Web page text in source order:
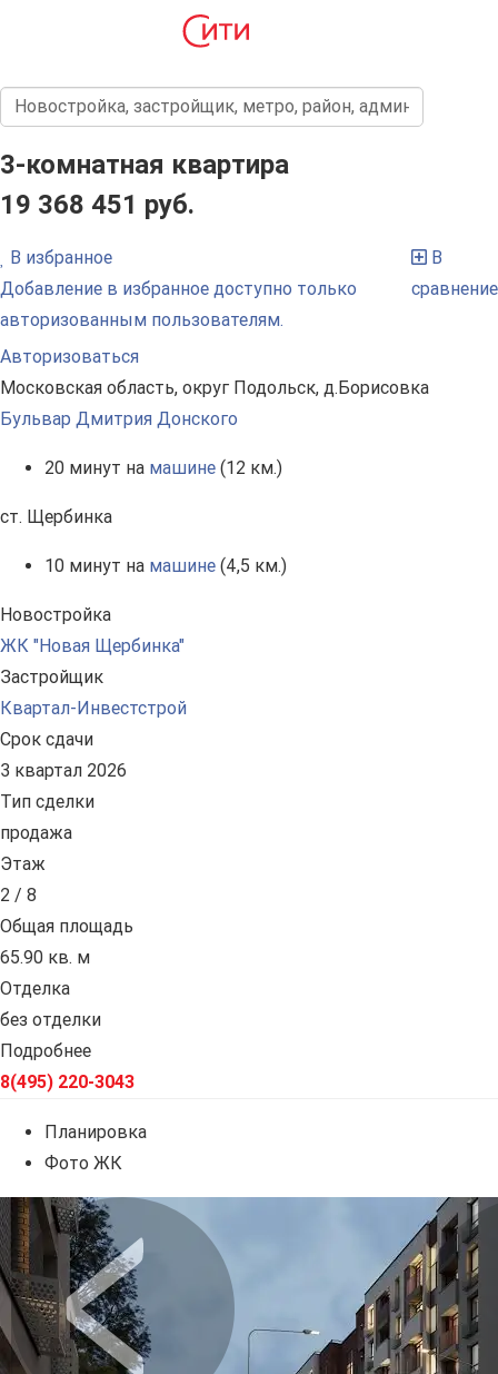
3-комнатная квартира
19 368 451 руб.
В избранное
Добавление в избранное доступно только
авторизованным пользователям.
Авторизоваться
В
сравнение
Московская область, округ Подольск, д.Борисовка
Бульвар Дмитрия Донского
20 минут на машине (12 км.)
ст. Щербинка
10 минут на машине (4,5 км.)
Новостройка
ЖК "Новая Щербинка"
Застройщик
Квартал-Инвестстрой
Срок сдачи
3 квартал 2026
Тип сделки
продажа
Этаж
2 / 8
Общая площадь
65.90 кв. м
Отделка
без отделки
Подробнее
8(495) 220-3043
Планировка
Фото ЖК